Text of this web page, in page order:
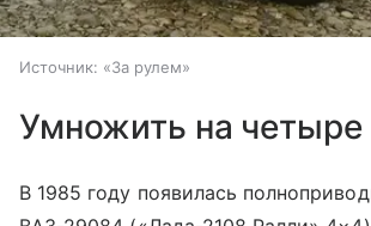
Источник: «За рулем»
Умножить на четыре
В 1985 году появилась